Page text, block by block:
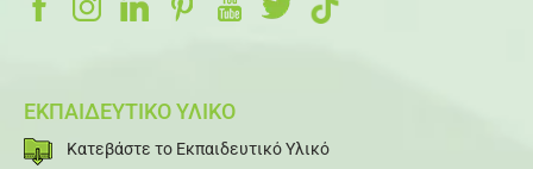
ΕΚΠΑΙΔΕΥΤΙΚΟ ΥΛΙΚΟ
Κατεβάστε το Εκπαιδευτικό Υλικό